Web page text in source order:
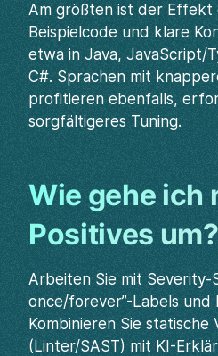
Am größten ist der Effekt
Beispielcode und klare
etwa in Java, JavaScript/
C#. Sprachen mit
profitieren ebenfalls,
sorgfältigeres Tuning.
Wie gehe ich
Positives um?
Arbeiten Sie mit Severity-
once/forever”-Labels und
Kombinieren Sie
(Linter/SAST) mit KI-